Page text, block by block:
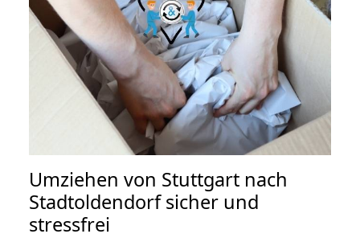
Umziehen von Stuttgart nach
Stadtoldendorfsicher und
stressfrei